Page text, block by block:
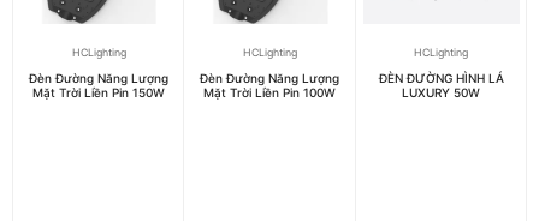
HCLighting
Đèn Đường Năng Lượng
Mặt Trời Liền Pin 150W
HCLighting
Đèn Đường Năng Lượng
Mặt Trời Liền Pin 100W
HCLighting
ĐÈN ĐƯỜNG HÌNH LÁ
LUXURY 50W